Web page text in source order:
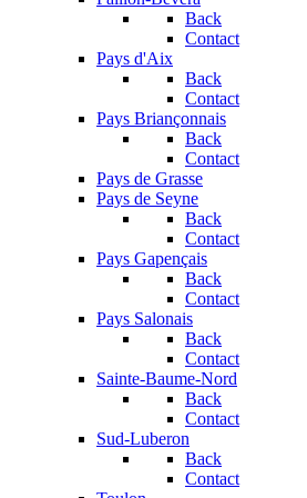
Back
Contact
Pays d'Aix
Back
Contact
Pays Briançonnais
Back
Contact
Pays de Grasse
Pays de Seyne
Back
Contact
Pays Gapençais
Back
Contact
Pays Salonais
Back
Contact
Sainte-Baume-Nord
Back
Contact
Sud-Luberon
Back
Contact